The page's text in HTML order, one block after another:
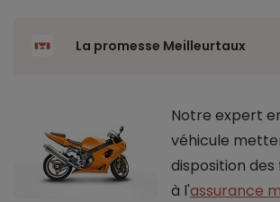
La promesse Meilleurtaux
Notre expert
véhicule
disposition
à l'assurance